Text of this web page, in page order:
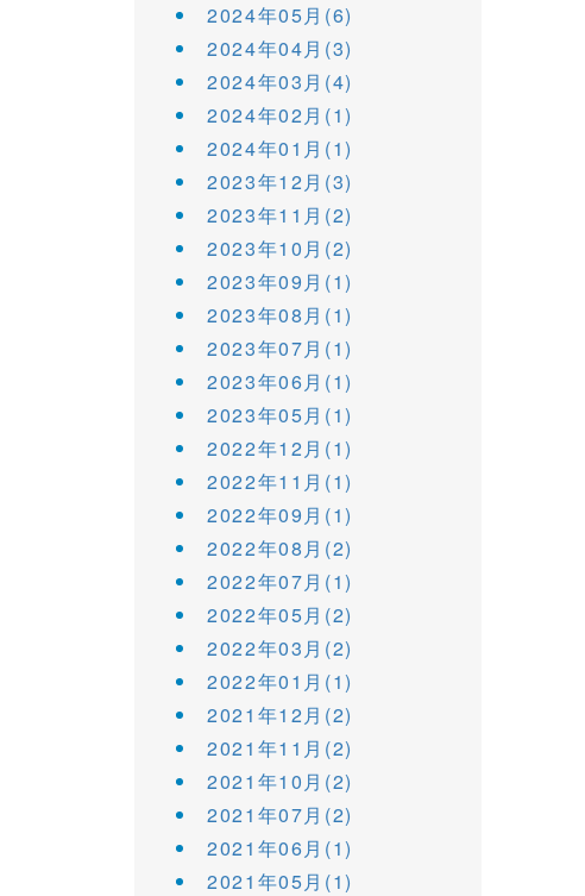
2024年05月(6)
2024年04月(3)
2024年03月(4)
2024年02月(1)
2024年01月(1)
2023年12月(3)
2023年11月(2)
2023年10月(2)
2023年09月(1)
2023年08月(1)
2023年07月(1)
2023年06月(1)
2023年05月(1)
2022年12月(1)
2022年11月(1)
2022年09月(1)
2022年08月(2)
2022年07月(1)
2022年05月(2)
2022年03月(2)
2022年01月(1)
2021年12月(2)
2021年11月(2)
2021年10月(2)
2021年07月(2)
2021年06月(1)
2021年05月(1)